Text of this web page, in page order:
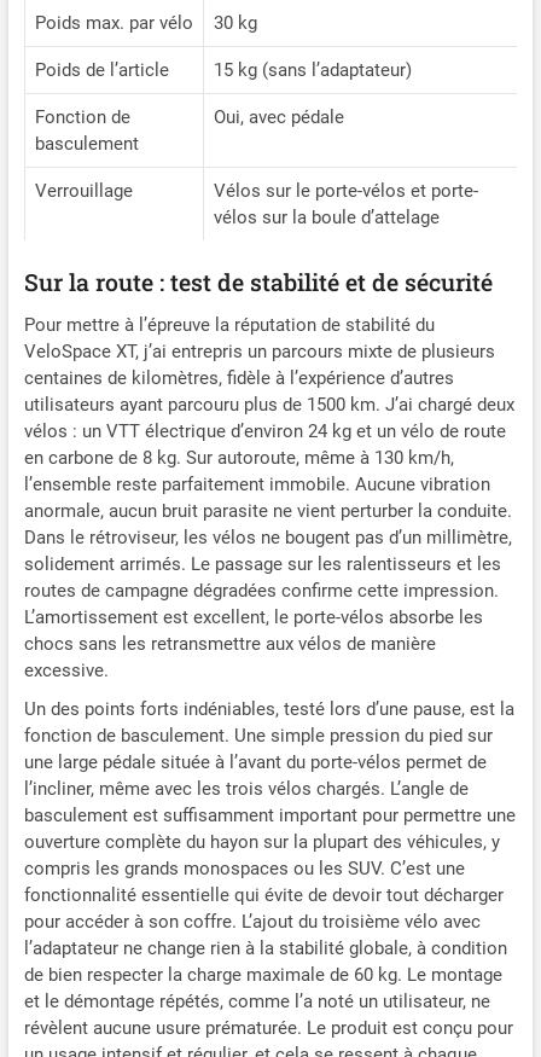
Poids max. par vélo 30 kg
Poids de l’article 15 kg (sans l’adaptateur)
Fonction de
basculement
Oui, avec pédale
Verrouillage
Vélos sur le porte-vélos et porte-
vélos sur la boule d’attelage
Sur la route : test de stabilité et de sécurité
Pour mettre à l’épreuve la réputation de stabilité du
VeloSpace XT, j’ai entrepris un parcours mixte de plusieurs
centaines de kilomètres, fidèle à l’expérience d’autres
utilisateurs ayant parcouru plus de 1500 km. J’ai chargé deux
vélos : un VTT électrique d’environ 24 kg et un vélo de route
en carbone de 8 kg. Sur autoroute, même à 130 km/h,
l’ensemble reste parfaitement immobile. Aucune vibration
anormale, aucun bruit parasite ne vient perturber la conduite.
Dans le rétroviseur, les vélos ne bougent pas d’un millimètre,
solidement arrimés. Le passage sur les ralentisseurs et les
routes de campagne dégradées confirme cette impression.
L’amortissement est excellent, le porte-vélos absorbe les
chocs sans les retransmettre aux vélos de manière
excessive.
Un des points forts indéniables, testé lors d’une pause, est la
fonction de basculement. Une simple pression du pied sur
une large pédale située à l’avant du porte-vélos permet de
l’incliner, même avec les trois vélos chargés. L’angle de
basculement est suffisamment important pour permettre une
ouverture complète du hayon sur la plupart des véhicules, y
compris les grands monospaces ou les SUV. C’est une
fonctionnalité essentielle qui évite de devoir tout décharger
pour accéder à son coffre. L’ajout du troisième vélo avec
l’adaptateur ne change rien à la stabilité globale, à condition
de bien respecter la charge maximale de 60 kg. Le montage
et le démontage répétés, comme l’a noté un utilisateur, ne
révèlent aucune usure prématurée. Le produit est conçu pour